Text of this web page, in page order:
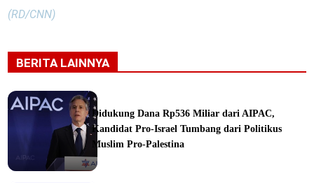
(RD/CNN)
BERITA LAINNYA
Didukung Dana Rp536 Miliar dari AIPAC,
Kandidat Pro-Israel Tumbang dari Politikus
Muslim Pro-Palestina